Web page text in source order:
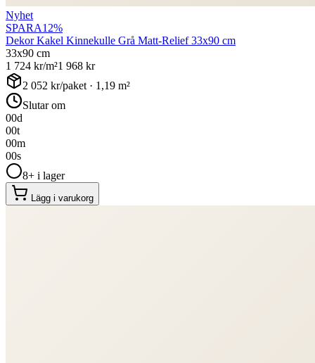
Nyhet
SPARA12%
Dekor Kakel Kinnekulle Grå Matt-Relief 33x90 cm
33x90 cm
1 724 kr/m²1 968 kr
2 052 kr/paket · 1,19 m²
Slutar om
00d
00t
00m
00s
8+ i lager
Lägg i varukorg